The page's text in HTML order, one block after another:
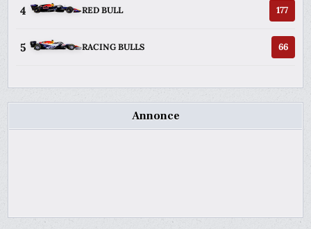
4 RED BULL 177
5 RACING BULLS 66
Annonce